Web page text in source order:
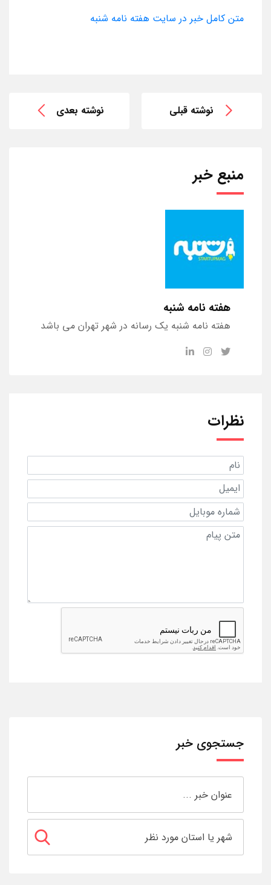
متن کامل خبر در سایت هفته نامه شنبه
نوشته قبلی نوشته بعدی
منبع خبر
هفته نامه شنبه
هفته نامه شنبه یک رسانه در شهر تهران می باشد
نظرات
جستجوی خبر